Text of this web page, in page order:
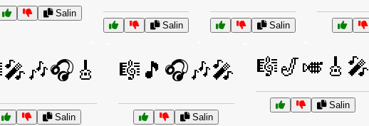
Salin
Salin Salin
Salin
🎼🎵🎧🎶🎤
Salin
🎼🎷🎺🎸🎤
Salin